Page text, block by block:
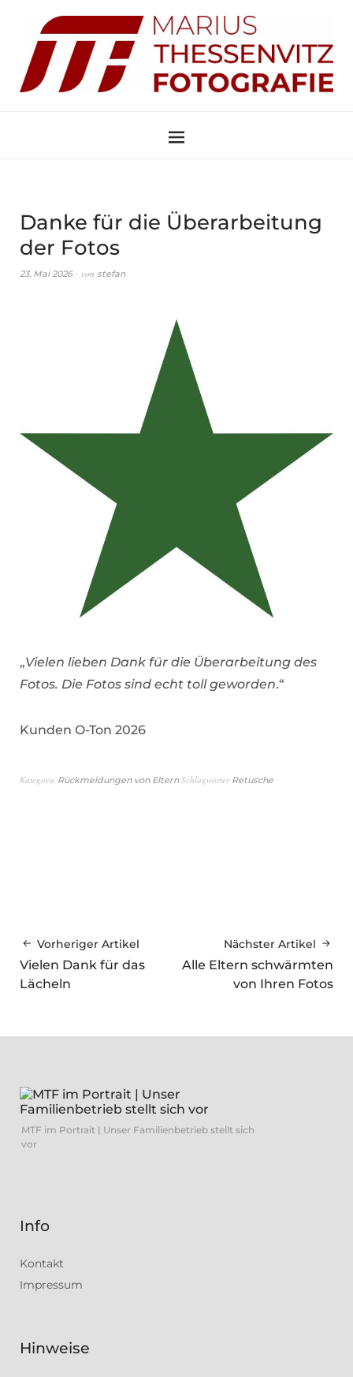
Danke für die Überarbeitung
der Fotos
23. Mai 2026 von stefan
„Vielen lieben Dank für die Überarbeitung des
Fotos. Die Fotos sind echt toll geworden.“
Kunden O-Ton 2026
Kategorie Rückmeldungen von Eltern Schlagwörter Retusche
Vorheriger Artikel
Vielen Dank für das
Lächeln
Nächster Artikel
Alle Eltern schwärmten
von Ihren Fotos
MTF im Portrait | Unser Familienbetrieb stellt sich
vor
Info
Kontakt
Impressum
Hinweise